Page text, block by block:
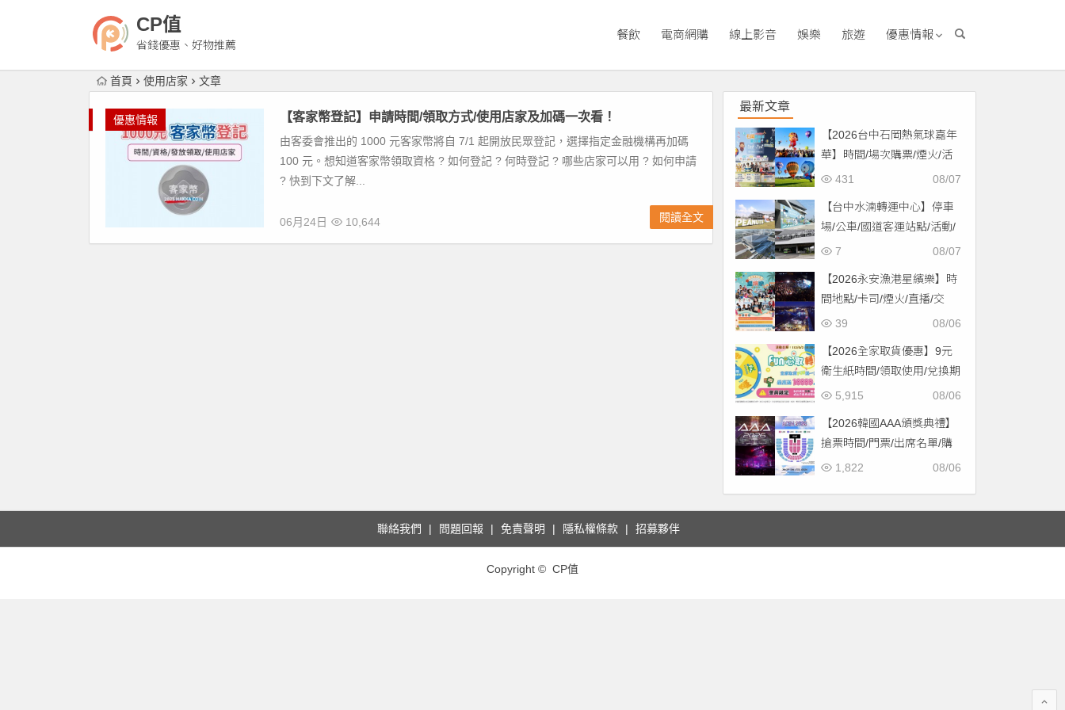
CP值
省錢優惠、好物推薦
餐飲 電商網購 線上影音 娛樂 旅遊 優惠情報
首頁 使用店家 文章
優惠情報 【客家幣登記】申請時間/領取方式/使用店家及加碼一次看！
由客委會推出的 1000 元客家幣將自 7/1 起開放民眾登記，選擇指定金融機構再加碼
100 元。想知道客家幣領取資格 ? 如何登記 ? 何時登記 ? 哪些店家可以用 ? 如何申請
? 快到下文了解...
06月24日 10,644 閱讀全文
最新文章
【2026台中石岡熱氣球嘉年
華】時間/場次購票/煙火/活
動/交通，土牛運動公園登08/07
431
【台中水湳轉運中心】停車
場/公車/國道客運站點/活動/
交通，啟用免費停車！ 08/07
7
【2026永安漁港星繽樂】時
間地點/卡司/煙火/直播/交
通，免費入場！
08/06
39
【2026全家取貨優惠】9元
衛生紙時間/領取使用/兌換期
限一次看！
08/06
5,915
【2026韓國AAA頒獎典禮】
搶票時間/門票/出席名單/購
票一次看！
08/06
1,822
聯絡我們 問題回報 免責聲明 隱私權條款 招募夥伴
Copyright © CP值